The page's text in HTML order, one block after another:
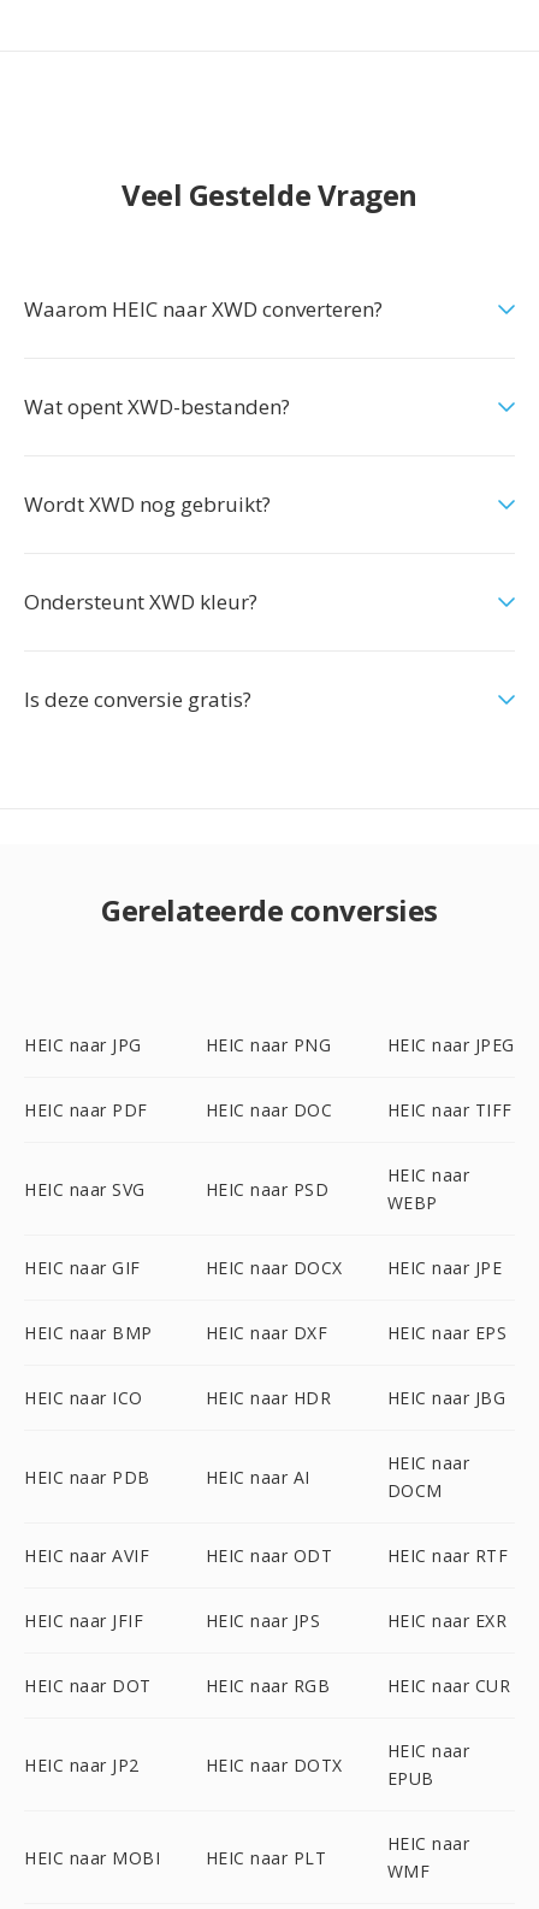
Veel Gestelde Vragen
Waarom HEIC naar XWD converteren?
Wat opent XWD-bestanden?
Wordt XWD nog gebruikt?
Ondersteunt XWD kleur?
Is deze conversie gratis?
Gerelateerde conversies
HEIC naar JPG HEIC naar PNG HEIC naar JPEG
HEIC naar PDF HEIC naar DOC HEIC naar TIFF
HEIC naar SVG HEIC naar PSD
HEIC naar
WEBP
HEIC naar GIF HEIC naar DOCX HEIC naar JPE
HEIC naar BMP HEIC naar DXF HEIC naar EPS
HEIC naar ICO HEIC naar HDR HEIC naar JBG
HEIC naar PDB HEIC naar AI
HEIC naar
DOCM
HEIC naar AVIF HEIC naar ODT HEIC naar RTF
HEIC naar JFIF HEIC naar JPS HEIC naar EXR
HEIC naar DOT HEIC naar RGB HEIC naar CUR
HEIC naar JP2 HEIC naar DOTX
HEIC naar
EPUB
HEIC naar MOBI HEIC naar PLT
HEIC naar
WMF